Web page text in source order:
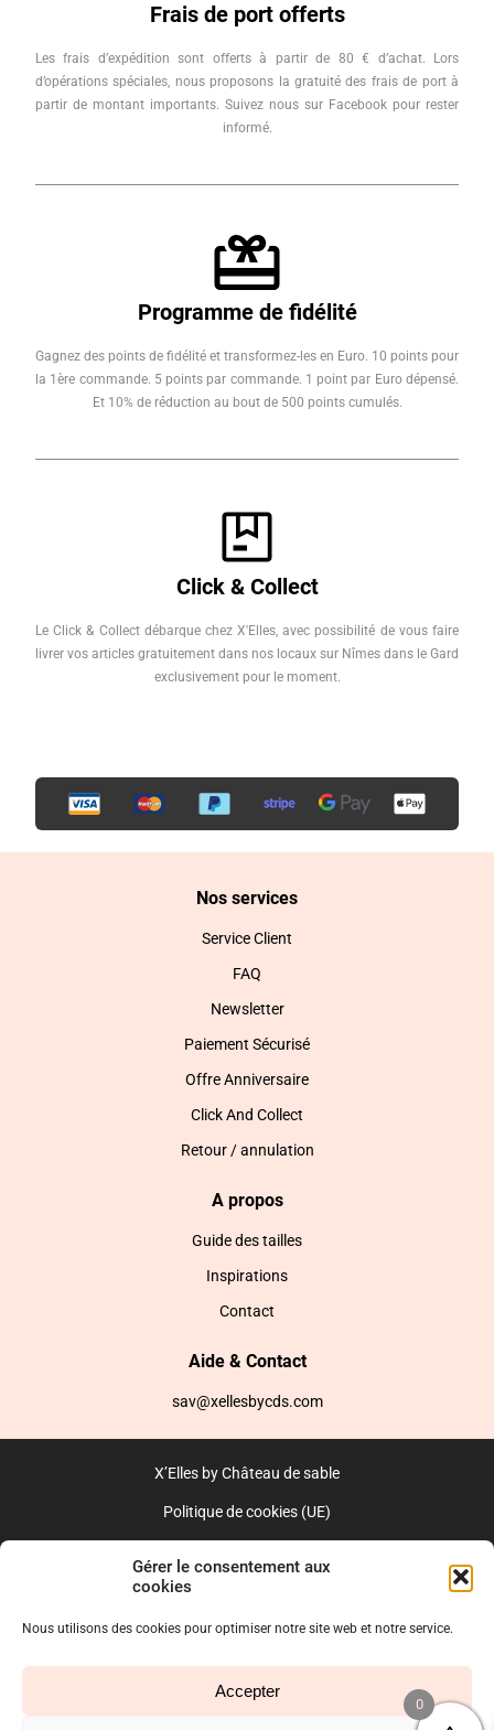
Gérer le consentement aux
cookies
Nous utilisons des cookies pour optimiser notre site web et notre service.
Accepter
Frais de port offerts
Les frais d’expédition sont offerts à partir de 80 € d’achat. Lors
d’opérations spéciales, nous proposons la gratuité des frais de port à
partir de montant importants. Suivez nous sur Facebook pour rester
informé.
Programme de fidélité
Gagnez des points de fidélité et transformez-les en Euro. 10 points pour
la 1ère commande. 5 points par commande. 1 point par Euro dépensé.
Et 10% de réduction au bout de 500 points cumulés.
Click & Collect
Le Click & Collect débarque chez X'Elles, avec possibilité de vous faire
livrer vos articles gratuitement dans nos locaux sur Nîmes dans le Gard
exclusivement pour le moment.
Nos services
Service Client
FAQ
Newsletter
Paiement Sécurisé
Offre Anniversaire
Click And Collect
Retour / annulation
A propos
Guide des tailles
Inspirations
Contact
Aide & Contact
sav@xellesbycds.com
X’Elles by Château de sable
Politique de cookies (UE)
Réalisé par l’agence web :
0